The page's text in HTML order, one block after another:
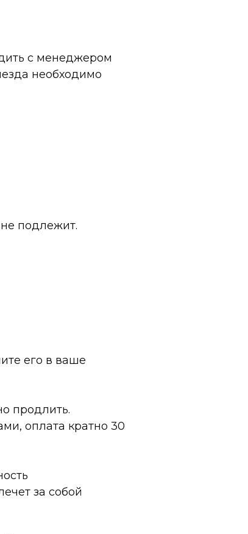
с менеджером
необходимо
подлежит.
его в ваше
продлить.
оплата кратно 30
за собой